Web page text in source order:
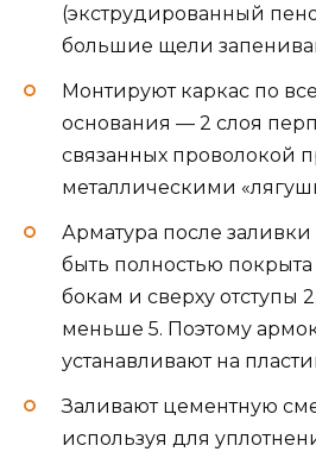
(экструдированный
большие щели
Монтируют каркас по
основания — 2 слоя
связанных проволокой
металлическими
Арматура после
быть полностью
бокам и сверху отступы
меньше 5. Поэтому
устанавливают на
Заливают цементную
используя для